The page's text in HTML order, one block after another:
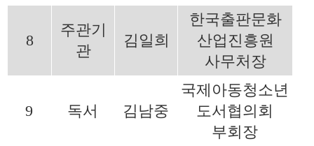
8
주관기
관
김일희
한국출판문화
산업진흥원
사무처장
9 독서 김남중
국제아동청소년
도서협의회
부회장